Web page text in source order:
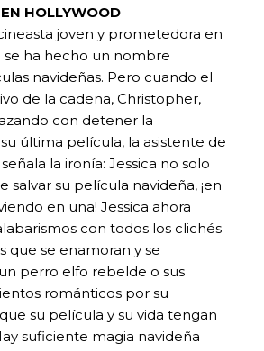
HOLLYWOOD
joven y prometedora en
ha hecho un nombre
navideñas. Pero cuando el
de la cadena, Christopher,
con detener la
última película, la asistente de
la ironía: Jessica no solo
salvar su película navideña, ¡en
en una! Jessica ahora
con todos los clichés
que se enamoran y se
perro elfo rebelde o sus
románticos por su
su película y su vida tengan
suficiente magia navideña